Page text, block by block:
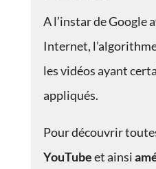
A l’instar de Google
Internet,
les vidéos ayant
appliqués.
Pour découvrir
YouTubeet ainsi